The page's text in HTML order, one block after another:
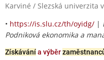
Karviné / Slezská univerzita
• https://is.slu.cz/th/oyidg/ |
Podniková ekonomika a
Získávánía výběr